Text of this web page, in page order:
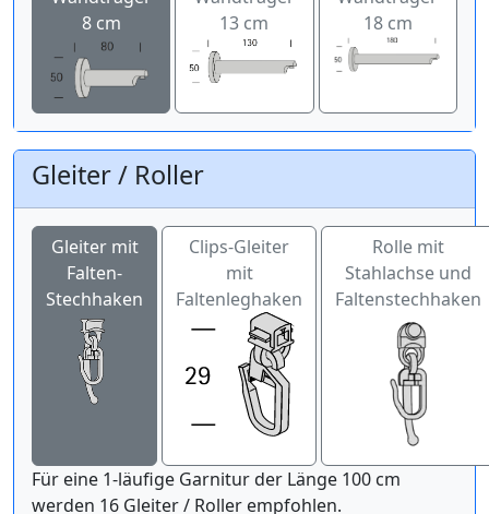
8 cm
13 cm
18 cm
Gleiter / Roller
Gleiter mit
Falten-
Stechhaken
Clips-Gleiter
mit
Faltenleghaken
Rolle mit
Stahlachse und
Faltenstechhaken
Für eine 1-läufige Garnitur der Länge 100 cm
werden 16 Gleiter / Roller empfohlen.